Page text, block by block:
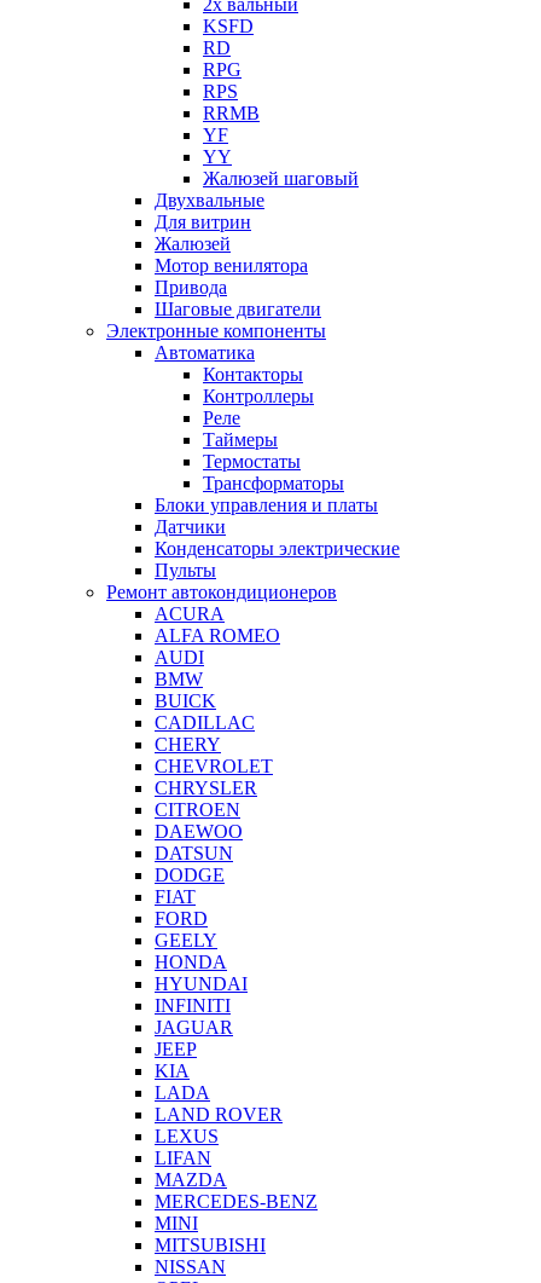
2х вальный
KSFD
RD
RPG
RPS
RRMB
YF
YY
Жалюзей шаговый
Двухвальные
Для витрин
Жалюзей
Мотор венилятора
Привода
Шаговые двигатели
Электронные компоненты
Автоматика
Контакторы
Контроллеры
Реле
Таймеры
Термостаты
Трансформаторы
Блоки управления и платы
Датчики
Конденсаторы электрические
Пульты
Ремонт автокондиционеров
ACURA
ALFA ROMEO
AUDI
BMW
BUICK
CADILLAC
CHERY
CHEVROLET
CHRYSLER
CITROEN
DAEWOO
DATSUN
DODGE
FIAT
FORD
GEELY
HONDA
HYUNDAI
INFINITI
JAGUAR
JEEP
KIA
LADA
LAND ROVER
LEXUS
LIFAN
MAZDA
MERCEDES-BENZ
MINI
MITSUBISHI
NISSAN